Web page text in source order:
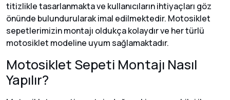
titizlikle tasarlanmakta ve kullanıcıların ihtiyaçları göz
önünde bulundurularak imal edilmektedir. Motosiklet
sepetlerimizin montajı oldukça kolaydır ve her türlü
motosiklet modeline uyum sağlamaktadır.
Motosiklet Sepeti Montajı Nasıl
Yapılır?